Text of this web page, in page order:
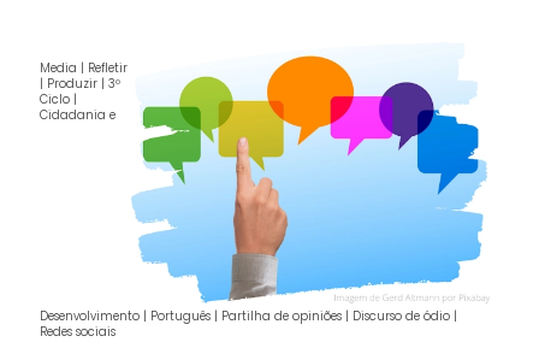
Media | Refletir
| Produzir | 3º
Ciclo |
Cidadania e
Desenvolvimento | Português | Partilha de opiniões | Discurso de ódio |
Redes sociais